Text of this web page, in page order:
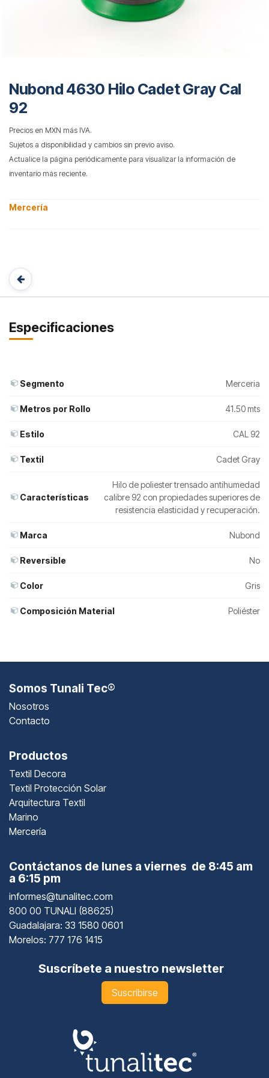
Nubond 4630 Hilo Cadet Gray Cal
92
Precios en MXN más IVA.
Sujetos a disponibilidad y cambios sin previo aviso.
Actualice la página periódicamente para visualizar la información de
inventario más reciente.
Mercería
Especificaciones
Segmento Merceria
Metros por Rollo 41.50 mts
Estilo CAL 92
Textil Cadet Gray
Características
Hilo de poliester trensado antihumedad
calibre 92 con propiedades superiores de
resistencia elasticidad y recuperación.
Marca Nubond
Reversible No
Color Gris
Composición Material Poliéster
Somos Tunali Tec®
Nosotros
Contacto
Productos
Textil Decora
Textil Protección Solar
Arquitectura Textil
Marino
Mercería
Contáctanos de lunes a viernes de 8:45 am
a 6:15 pm
informes@tunalitec.com
800 00 TUNALI (88625)
Guadalajara: 33 1580 0601
Morelos: 777 176 1415
Suscríbete a nuestro newsletter
Suscribirse